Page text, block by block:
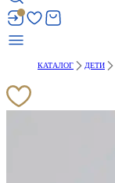
КАТАЛОГ ДЕТИ